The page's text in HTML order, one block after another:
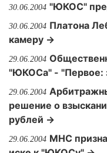
30.06.2004 "ЮКОС"
30.06.2004 Платона
камеру →
29.06.2004
"ЮКОСа" - "Первое:
29.06.2004
решение о
рублей →
29.06.2004 МНС